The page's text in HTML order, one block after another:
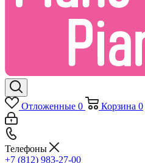
Отложенные 0 Корзина 0
Телефоны
+7 (812) 983-27-00